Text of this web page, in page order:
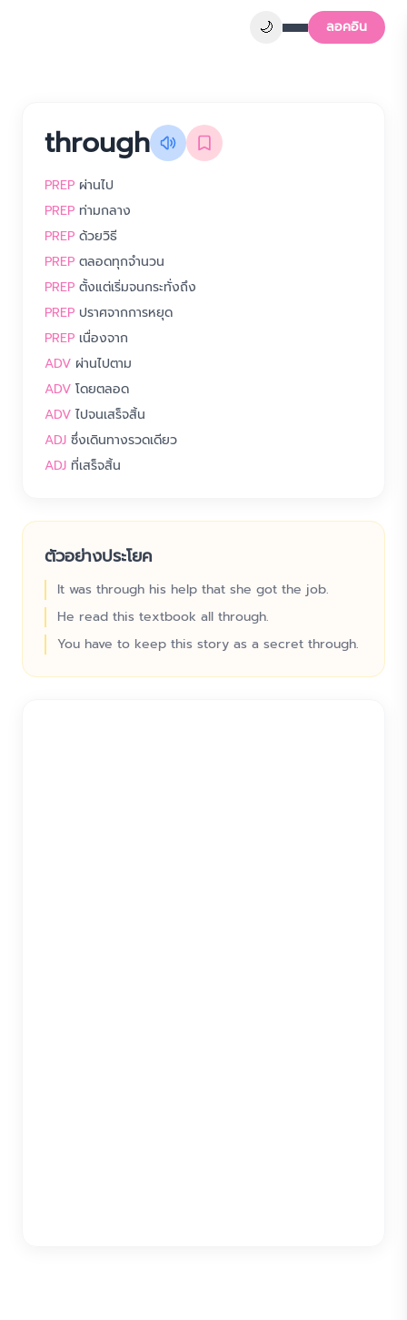
🌙 ลอคอิน
through
PREP ผ่านไป
PREP ท่ามกลาง
PREP ด้วยวิธี
PREP ตลอดทุกจำนวน
PREP ตั้งแต่เริ่มจนกระทั่งถึง
PREP ปราศจากการหยุด
PREP เนื่องจาก
ADV ผ่านไปตาม
ADV โดยตลอด
ADV ไปจนเสร็จสิ้น
ADJ ซึ่งเดินทางรวดเดียว
ADJ ที่เสร็จสิ้น
ตัวอย่างประโยค
It was through his help that she got the job.
He read this textbook all through.
You have to keep this story as a secret through.